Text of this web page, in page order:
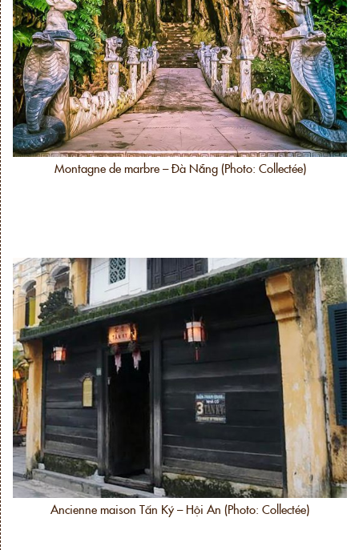
Montagne de marbre – Đà Nẵng (Photo: Collectée)
Ancienne maison Tấn Ký – Hội An (Photo: Collectée)